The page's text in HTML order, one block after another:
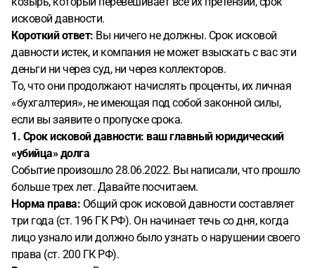
20.02.2026. Сын продолжает пользоваться сим картой.
Кладу деньги на счет на оплату связи. Но параллельно с
этим растет долг на начисление комиссии. Уже примерно
7500!!!! На протяжении нескольких лет писала в службу
поддержки с просьбой разобраться в данном вопросе.
Мне не помогли. Долг растет и меня это волнует. Само
собой я не собираюсь оплачивать долг за покупку
которую я не совершала! Максимум, что я готова
сделать, так это оплатить основной долг за покупку и то
без особого желания. Но ни о каких процентах и речи
быть не может.Подскажите, пожалуйста, как поступить в
этой ситуации? С момента образования долга прошло
больше трех лет.
исковой давности.
Короткий ответ: Вы ничего не должны. Срок исковой
давности истек, и компания не может взыскать с вас эти
деньги ни через суд, ни через коллекторов.
То, что они продолжают начислять проценты, их личная
«бухгалтерия», не имеющая под собой законной силы,
если вы заявите о пропуске срока.
1. Срок исковой давности: ваш главный юридический
«убийца» долга
Событие произошло 28.06.2022. Вы написали, что прошло
больше трех лет. Давайте посчитаем.
Норма права: Общий срок исковой давности составляет
три года (ст. 196 ГК РФ). Он начинает течь со дня, когда
лицо узнало или должно было узнать о нарушении своего
права (ст. 200 ГК РФ).